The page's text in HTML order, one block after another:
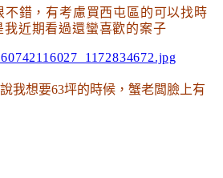
不錯 ，有考慮買西屯區的可以找時
我近期看過還蠻喜歡的案子
我想要63坪的時候，蟹老闆臉上有